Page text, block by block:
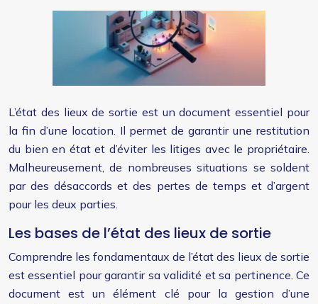
L’état des lieux de sortie est un document essentiel pour
la fin d’une location. Il permet de garantir une restitution
du bien en état et d’éviter les litiges avec le propriétaire.
Malheureusement, de nombreuses situations se soldent
par des désaccords et des pertes de temps et d’argent
pour les deux parties.
Les bases de l’état des lieux de sortie
Comprendre les fondamentaux de l’état des lieux de sortie
est essentiel pour garantir sa validité et sa pertinence. Ce
document est un élément clé pour la gestion d’une